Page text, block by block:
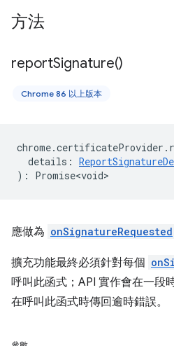
方法
reportSignature()
Chrome 86 以上版本
chrome.certificateProvider .
details :
) : Promise<void>
應做為 onSignatureRequested
擴充功能最終必須針對每個
呼叫此函式；API 實作會在一段
在呼叫此函式時傳回逾時錯誤。